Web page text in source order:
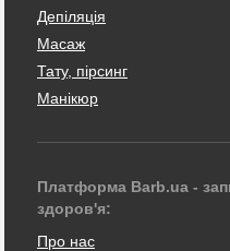
Депіляція
Масаж
Тату, пірсинг
Манікюр
Платформа Barb.ua -
здоров'я:
Про нас